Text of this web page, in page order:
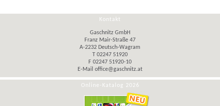
Kontakt
Gaschnitz GmbH
Franz Mair-Straße 47
A-2232 Deutsch-Wagram
T 02247 51920
F 02247 51920-10
E-Mail office@gaschnitz.at
Online-Katalog 2026